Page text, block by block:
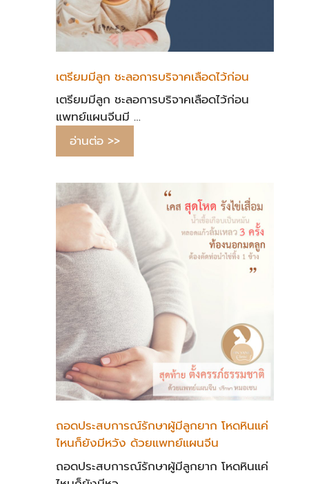
เตรียมมีลูก ชะลอการบริจาคเลือดไว้ก่อน
เตรียมมีลูก ชะลอการบริจาคเลือดไว้ก่อน
แพทย์แผนจีนมี …
อ่านต่อ >>
ถอดประสบการณ์รักษาผู้มีลูกยาก โหดหินแค่
ไหนก็ยังมีหวัง ด้วยแพทย์แผนจีน
ถอดประสบการณ์รักษาผู้มีลูกยาก โหดหินแค่